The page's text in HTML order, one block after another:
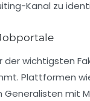
Kanal zu
wichtigsten
Plattformen
mit